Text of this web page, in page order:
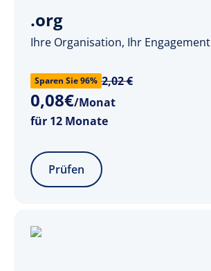
.org
Ihre Organisation, Ihr Engagement
Sparen Sie 96% 2,02 €
0,08€/Monat
für 12 Monate
Prüfen